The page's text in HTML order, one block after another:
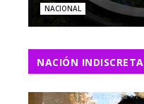
NACIONAL
NACIÓN INDISCRETA